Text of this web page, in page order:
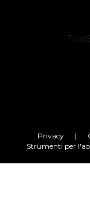
Privacy
|
Strumenti per